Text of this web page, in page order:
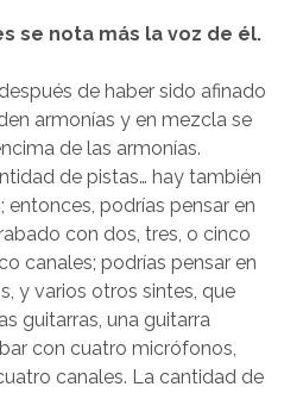
se nota más la voz de él.
de haber sido afinado
armonías y en mezcla se
de las armonías.
de pistas… hay también
podrías pensar en
con dos, tres, o cinco
canales; podrías pensar en
y varios otros sintes, que
guitarras, una guitarra
con cuatro micrófonos,
canales. La cantidad de